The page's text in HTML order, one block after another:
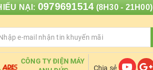
NẠI: 0979691514 (8H30 - 21H00)
CÔNG TY ĐIỆN MÁY
Chia sẻ